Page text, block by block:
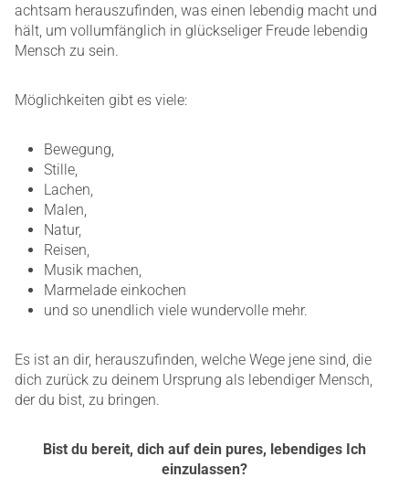
achtsam herauszufinden, was einen lebendig macht und
hält, um vollumfänglich in glückseliger Freude lebendig
Mensch zu sein.
Möglichkeiten gibt es viele:
Bewegung,
Stille,
Lachen,
Malen,
Natur,
Reisen,
Musik machen,
Marmelade einkochen
und so unendlich viele wundervolle mehr.
Es ist an dir, herauszufinden, welche Wege jene sind, die
dich zurück zu deinem Ursprung als lebendiger Mensch,
der du bist, zu bringen.
Bist du bereit, dich auf dein pures, lebendiges Ich
einzulassen?